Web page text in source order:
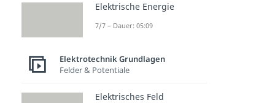
Elektrische Energie
7/7 – Dauer: 05:09
Elektrotechnik Grundlagen
Felder & Potentiale
Elektrisches Feld